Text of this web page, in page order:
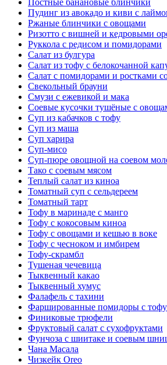
Пудинг из авокадо и киви с
Ржаные блинчики с овощами
Ризотто с вишней и кедровыми
Руккола с редисом и помидорами
Салат из булгура
Салат из тофу с белокочанной
Салат с помидорами и ростками
Свекольный брауни
Смузи с ежевикой и мака
Соевые кусочки тушёные с
Суп из кабачков с тофу
Суп из маша
Суп харира
Суп-мисо
Суп-пюре овощной на соевом
Тако с соевым мясом
Теплый салат из киноа
Томатный суп с сельдереем
Томатный тарт
Тофу в маринаде с манго
Тофу с кокосовым киноа
Тофу с овощами и кешью в воке
Тофу с чесноком и имбирем
Тофу-скрамбл
Тушеная чечевица
Тыквенный какао
Тыквенный хумус
Фалафель с тахини
Фаршированные помидоры с тофу
Финиковые трюфели
Фруктовый салат с сухофруктами
Фунчоза с шиитаке и соевым
Чана Масала
Чизкейк Oreo